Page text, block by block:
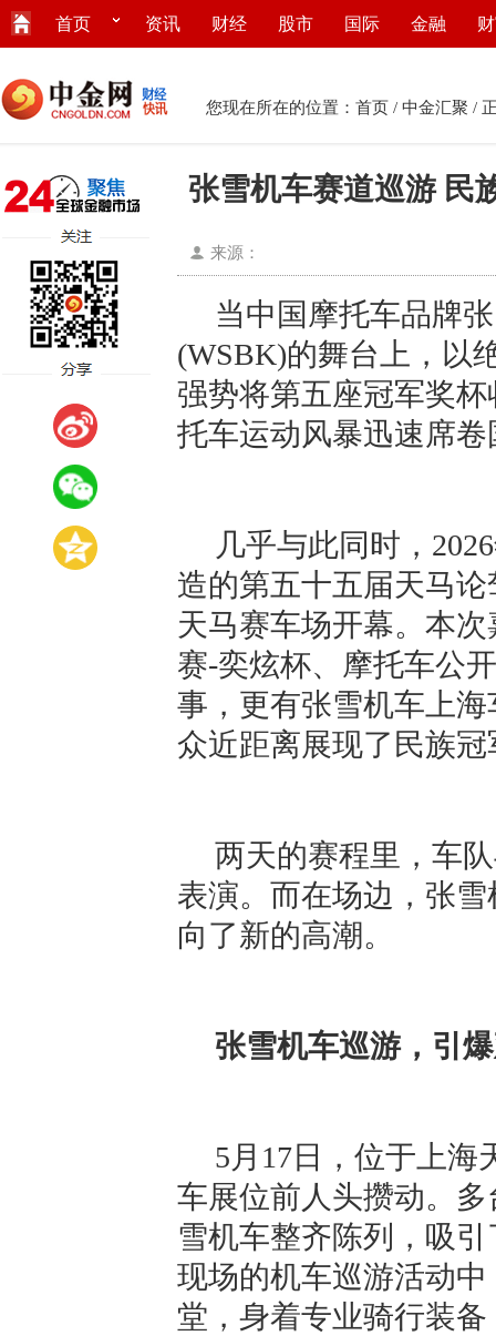
首页 资讯 财经 股市 国际 金融
您现在所在的位置： 首页 / 中金汇聚 /
张雪机车赛道巡游 民
来源：
当中国摩托车品牌
(WSBK)的舞台上，以
强势将第五座冠军奖
托车运动风暴迅速席卷
几乎与此同时，
造的第五十五届天马
天马赛车场开幕。本
赛-奕炫杯、摩托车公
事，更有张雪机车上
众近距离展现了民族
两天的赛程里，车
表演。而在场边，张
向了新的高潮。
张雪机车巡游，引
5月17日，位于上海
车展位前人头攒动。
雪机车整齐陈列，吸
现场的机车巡游活动
堂，身着专业骑行装